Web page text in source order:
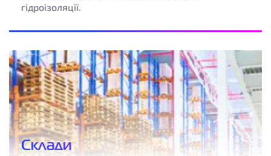
гідроізоляції.
Склади